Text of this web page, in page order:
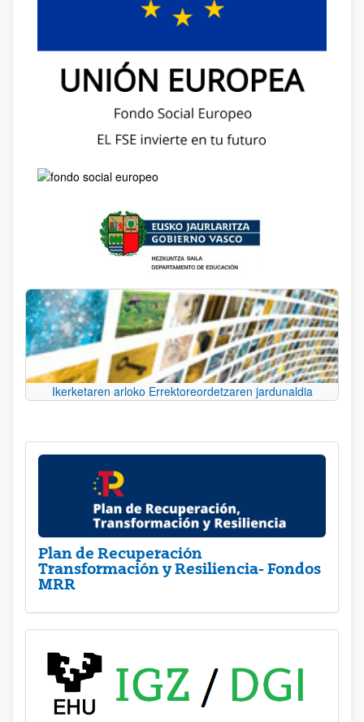
Ikerketaren arloko Errektoreordetzaren jardunaldia
Plan de Recuperación
Transformación y Resiliencia- Fondos
MRR